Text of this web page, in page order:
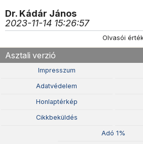
Dr. Kádár János
2023-11-14 15:26:57
Olvasói
Asztali verzió
Impresszum
Adatvédelem
Honlaptérkép
Cikkbeküldés
Adó 1%